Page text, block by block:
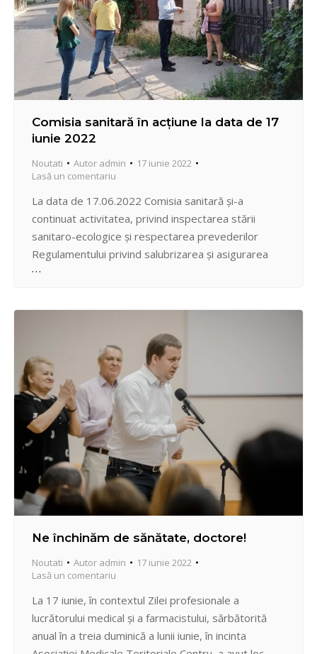
Comisia sanitară în acțiune la data de 17
iunie 2022
Noutati Autor admin
17 iunie 2022
Lasă un comentariu
La data de 17.06.2022 Comisia sanitară și-a
continuat activitatea, privind inspectarea stării
sanitaro-ecologice și respectarea prevederilor
Regulamentului privind salubrizarea și asigurarea
curățeniei în sectorul Centru al municipiului Chișinău.
gestionarilor fondului locativ și serviciilor municipale
Ne închinăm de sănătate, doctore!
Noutati Autor admin
17 iunie 2022
Lasă un comentariu
La 17 iunie, în contextul Zilei profesionale a
lucrătorului medical și a farmacistului, sărbătorită
anual în a treia duminică a lunii iunie, în incinta